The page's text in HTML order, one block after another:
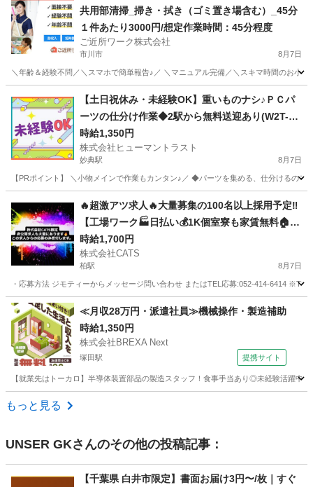
共用部清掃_掃き・拭き（ゴミ置き場含む）_45分
１件あたり3000円/想定作業時間：45分程度
ご近所ワーク株式会社
市川市 8月7日
＼年齢＆経験不問／＼スマホで簡単報告♪／ ＼マニュアル完備／＼スキマ時間のお小
その他
【土日祝休み・未経験OK】重いものナシ♪ＰＣパ
ーツの仕分け作業◆2駅から無料送迎あり(W2T-14
61_3)
時給1,350円
株式会社ヒューマントラスト
妙典駅 8月7日
【PRポイント】 ＼小物メインで作業もカンタン♪／ ◆パーツを集める、仕分けるの
妙典駅 仕分け ヒューマントラスト
🔥超激アツ求人🔥大量募集の100名以上採用予定‼️
【工場ワーク🏭日払い💰1K個室寮も家賃無料🏠】
今なら…採用でPayPay5万円分のポイントプレゼ
ント🎁-柏
時給1,700円
株式会社CATS
柏駅 8月7日
・応募方法 ジモティーからメッセージ問い合わせ またはTEL応募:052-414-6414
千葉 柏市 柏駅 仕分け 個室
≪月収28万円・派遣社員≫機械操作・製造補助
時給1,350円
株式会社BREXA Next
塚田駅 提携サイト
【就業先はトーカロ】半導体装置部品の製造スタッフ！食事手当あり◎未経験活躍
千葉 船橋市
もっと見る
UNSER GKさんのその他の投稿記事：
【千葉県 白井市限定】書面お届け3円〜/枚｜すぐ